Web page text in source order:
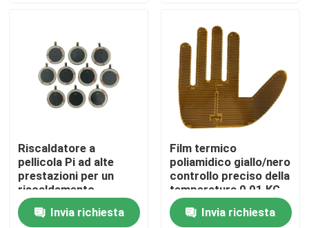
Circa noi
Controllo di qualità
Notizie
Riscaldatore a
pellicola Pi ad alte
prestazioni per un
riscaldamento
elettrico efficiente
Invia richiesta
Film termico
poliamidico giallo/nero
controllo preciso della
temperatura 0,01 KG
Invia richiesta